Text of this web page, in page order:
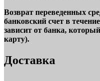
Возврат переведенных
банковский счет в
зависит от банка,
карту).
Доставка